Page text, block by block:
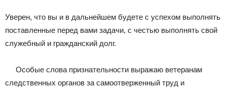
Уверен, что вы и в дальнейшем будете с успехом выполнять
поставленные перед вами задачи, с честью выполнять свой
служебный и гражданский долг.
Особые слова признательности выражаю ветеранам
следственных органов за самоотверженный труд и